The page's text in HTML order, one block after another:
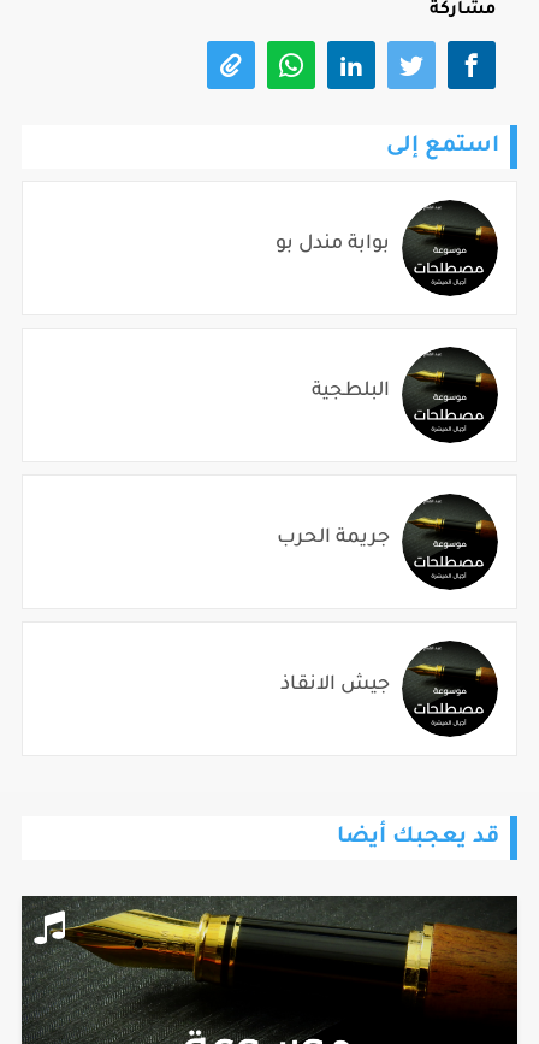
مشاركة
استمع إلى
بوابة مندل بو
البلطجية
جريمة الحرب
جيش الانقاذ
قد يعجبك أيضا